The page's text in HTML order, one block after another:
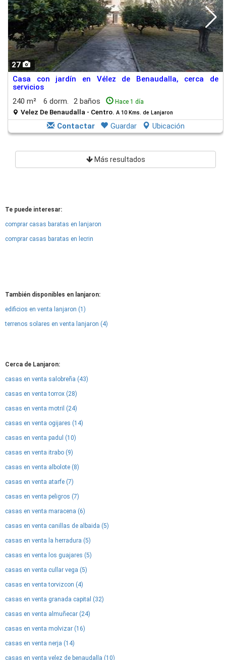
27
Casa con jardín en Vélez de Benaudalla, cerca de
servicios
240 m²
6 dorm. 2 baños Hace 1 día
Velez De Benaudalla - Centro. A 10 Kms. de Lanjaron
Contactar Guardar Ubicación
Más resultados
Te puede interesar:
comprar casas baratas en lanjaron
comprar casas baratas en lecrin
También disponibles en lanjaron:
edificios en venta lanjaron (1)
terrenos solares en venta lanjaron (4)
Cerca de Lanjaron:
casas en venta salobreña (43)
casas en venta torrox (28)
casas en venta motril (24)
casas en venta ogijares (14)
casas en venta padul (10)
casas en venta itrabo (9)
casas en venta albolote (8)
casas en venta atarfe (7)
casas en venta peligros (7)
casas en venta maracena (6)
casas en venta canillas de albaida (5)
casas en venta la herradura (5)
casas en venta los guajares (5)
casas en venta cullar vega (5)
casas en venta torvizcon (4)
casas en venta granada capital (32)
casas en venta almuñecar (24)
casas en venta molvizar (16)
casas en venta nerja (14)
casas en venta velez de benaudalla (10)